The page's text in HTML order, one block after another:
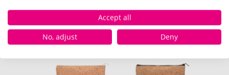
Verfügbare Farben
Accept all
No, adjust
Deny